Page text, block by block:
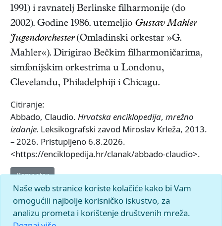
1991) i ravnatelj Berlinske filharmonije (do
2002). Godine 1986. utemeljio Gustav Mahler
Jugendorchester(Omladinski orkestar »G.
Mahler«). Dirigirao Bečkim filharmoničarima,
simfonijskim orkestrima u Londonu,
Clevelandu, Philadelphiji i Chicagu.
Citiranje:
Abbado, Claudio. Hrvatska enciklopedija, mrežno
izdanje. Leksikografski zavod Miroslav Krleža, 2013.
– 2026. Pristupljeno 6.8.2026.
<https://enciklopedija.hr/clanak/abbado-claudio>.
Komentar
Naše web stranice koriste kolačiće kako bi Vam
omogućili najbolje korisničko iskustvo, za
analizu prometa i korištenje društvenih mreža.